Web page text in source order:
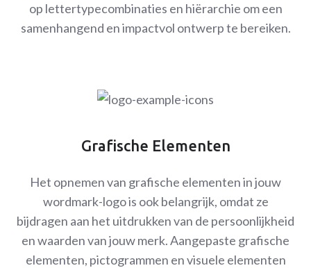
op lettertypecombinaties en hiërarchie om een
samenhangend en impactvol ontwerp te bereiken.
Grafische Elementen
Het opnemen van grafische elementen in jouw
wordmark-logo is ook belangrijk, omdat ze
bijdragen aan het uitdrukken van de persoonlijkheid
en waarden van jouw merk. Aangepaste grafische
elementen, pictogrammen en visuele elementen